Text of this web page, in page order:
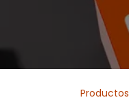
Productos